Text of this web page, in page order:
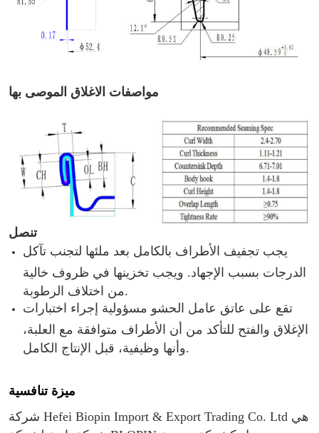
مواصفات الاغلاق الموصى بها
تنصل
يجب تجفيف الأطراف بالكامل بعد ملئها لتجنب تآكل
الدرجات بسبب الإجهاد. ويجب تخزينها في ظروف خالية
تقع على عاتق عامل الحشو مسؤولية إجراء اختبارات
الإغلاق والفتح للتأكد من أن الأطراف متوافقة مع العلبة،
ميزة تنافسية
شركة Hefei Biopin Import & Export Trading Co. Ltd هي